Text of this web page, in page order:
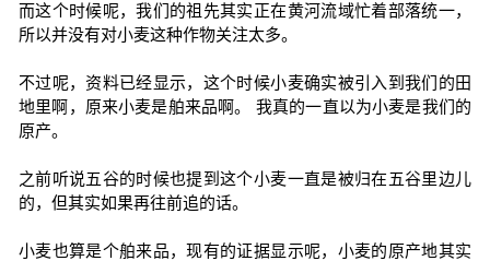
而这个时候呢，我们的祖先其实正在黄河流域忙着部落统一，
所以并没有对小麦这种作物关注太多。
不过呢，资料已经显示，这个时候小麦确实被引入到我们的田
地里啊，原来小麦是舶来品啊。 我真的一直以为小麦是我们的
原产。
之前听说五谷的时候也提到这个小麦一直是被归在五谷里边儿
的，但其实如果再往前追的话。
小麦也算是个舶来品，现有的证据显示呢，小麦的原产地其实